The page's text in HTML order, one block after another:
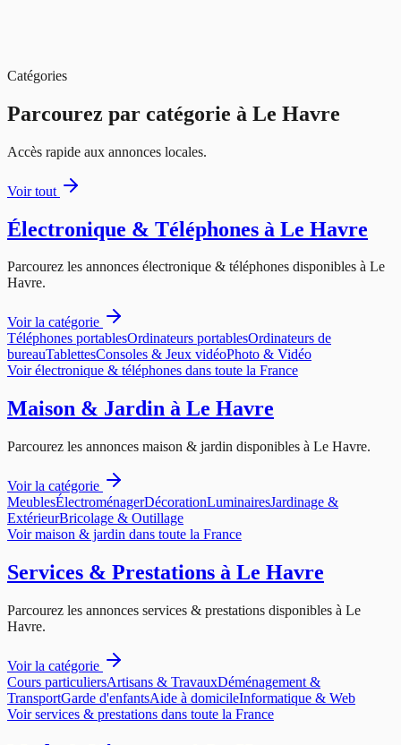
Catégories
Parcourez par catégorie à Le Havre
Accès rapide aux annonces locales.
Voir tout
Électronique & Téléphones à Le Havre
Parcourez les annonces électronique & téléphones disponibles à Le
Havre.
Voir la catégorie
Téléphones portablesOrdinateurs portablesOrdinateurs de
bureauTablettesConsoles & Jeux vidéoPhoto & Vidéo
Voirélectronique & téléphones dans toute la France
Maison & Jardin à Le Havre
Parcourez les annonces maison & jardin disponibles à Le Havre.
Voir la catégorie
MeublesÉlectroménagerDécorationLuminairesJardinage &
ExtérieurBricolage & Outillage
Voirmaison & jardin dans toute la France
Services & Prestations à Le Havre
Parcourez les annonces services & prestations disponibles à Le
Havre.
Voir la catégorie
Cours particuliersArtisans & TravauxDéménagement &
TransportGarde d'enfantsAide à domicileInformatique & Web
Voirservices & prestations dans toute la France